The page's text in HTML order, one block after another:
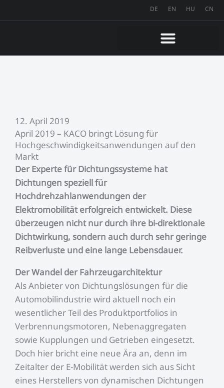
Inhalt
DE EN HU CN
12. April 2019
April 2019 – KACO bringt Lösung für
Hochgeschwindigkeitsanwendungen auf den
Markt
Der Experte für Dichtungssysteme hat
Dichtungen speziell für
Hochdrehzahlanwendungen der
Elektromobilität erfolgreich entwickelt. Diese
überzeugen nicht nur durch ihre bi-direktionale
Dichtwirkung, sondern auch durch sehr geringe
Reibverluste und eine lange Lebensdauer.
Der Wandel der Fahrzeugarchitektur
Als Anbieter von Dichtungslösungen für die
Automobilindustrie wird aktuell noch ein
wesentlicher Teil des Produktportfolios in
Verbrennungsmotoren, Nebenaggregaten
sowie Kupplungen und Getrieben eingesetzt.
Doch hier bricht eine neue Ära an, denn im
Zeitalter der E-Mobilität werden sich aus Sicht
eines Herstellers von dynamischen Dichtungen